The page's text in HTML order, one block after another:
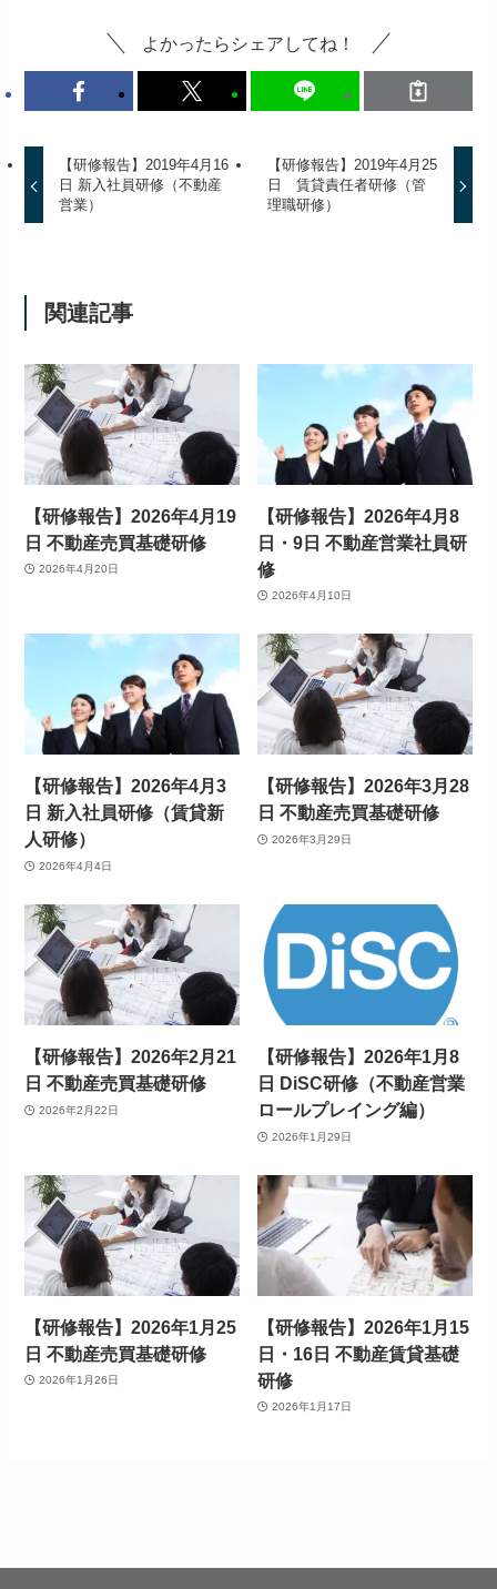
よかったらシェアしてね！
【研修報告】2019年4月16
日 新入社員研修（不動産
営業）
【研修報告】2019年4月25
日 賃貸責任者研修（管
理職研修）
関連記事
【研修報告】2026年4月19
日 不動産売買基礎研修
2026年4月20日
【研修報告】2026年4月8
日・9日 不動産営業社員研
修
2026年4月10日
【研修報告】2026年4月3
日 新入社員研修（賃貸新
人研修）
2026年4月4日
【研修報告】2026年3月28
日 不動産売買基礎研修
2026年3月29日
【研修報告】2026年2月21
日 不動産売買基礎研修
2026年2月22日
【研修報告】2026年1月8
日 DiSC研修（不動産営業
ロールプレイング編）
2026年1月29日
【研修報告】2026年1月25
日 不動産売買基礎研修
2026年1月26日
【研修報告】2026年1月15
日・16日 不動産賃貸基礎
研修
2026年1月17日